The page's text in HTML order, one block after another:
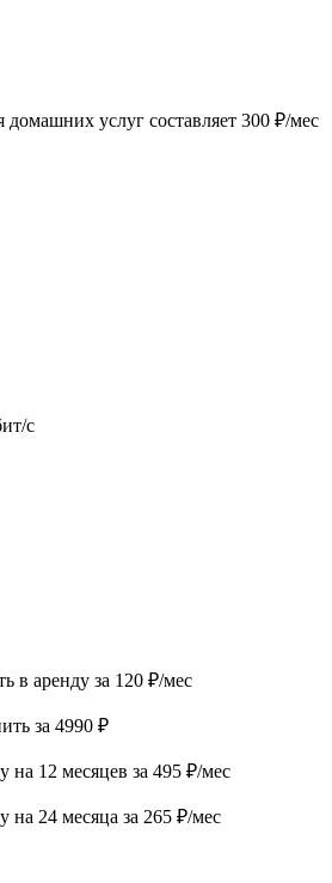
услуг составляет 300 ₽/мес
с
в аренду за 120 ₽/мес
за 4990 ₽
на 12 месяцев за 495 ₽/мес
на 24 месяца за 265 ₽/мес